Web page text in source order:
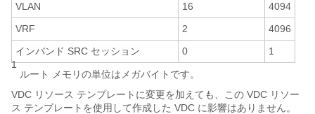
VLAN
16
4094
VRF
2
4096
インバンド SRC セッション
0
1
1
ルート メモリの単位はメガバイトです。
VDC リソース テンプレートに変更を加えても、この VDC リソー
ス テンプレートを使用して作成した VDC に影響はありません。